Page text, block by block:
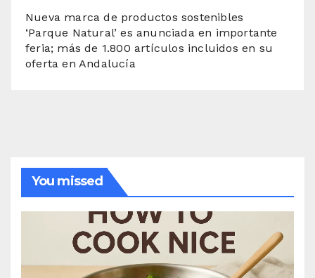
Nueva marca de productos sostenibles
‘Parque Natural’ es anunciada en importante
feria; más de 1.800 artículos incluidos en su
oferta en Andalucía
You missed